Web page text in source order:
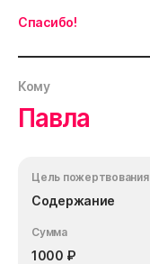
Спасибо!
Кому
Павла
Цель пожертвования
Содержание
Сумма
1000 ₽